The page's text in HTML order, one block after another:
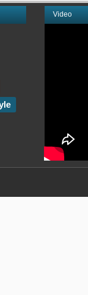
Video